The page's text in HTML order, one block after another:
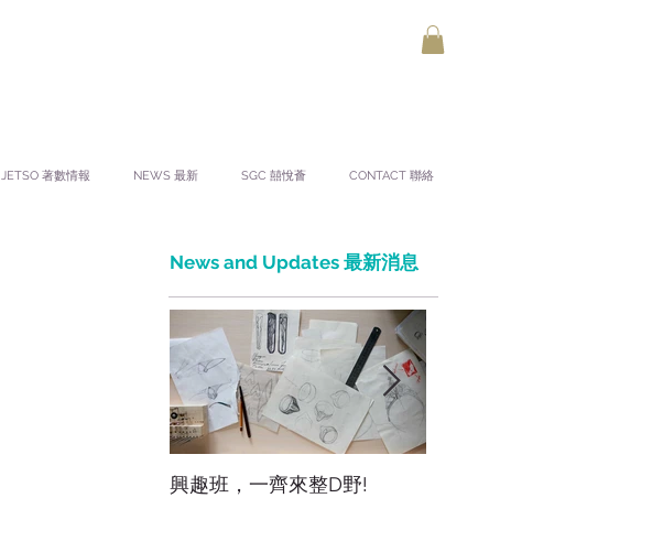
JETSO 著數情報 NEWS 最新 SGC 囍悅薈 CONTACT 聯絡
News and Updates 最新消息
興趣班，一齊來整D野!